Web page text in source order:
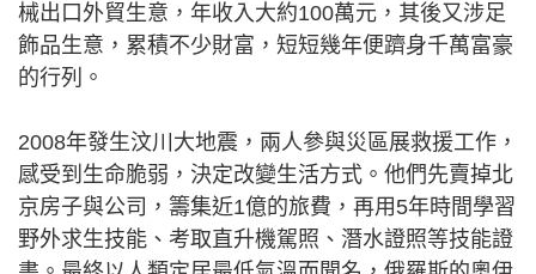
械出口外貿生意，年收入大約100萬元，其後又涉足
飾品生意，累積不少財富，短短幾年便躋身千萬富豪
的行列。
2008年發生汶川大地震，兩人參與災區展救援工作，
感受到生命脆弱，決定改變生活方式。他們先賣掉北
京房子與公司，籌集近1億的旅費，再用5年時間學習
野外求生技能、考取直升機駕照、潛水證照等技能證